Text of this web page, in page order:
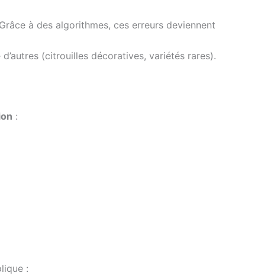
à des algorithmes, ces erreurs deviennent
d’autres (citrouilles décoratives, variétés rares).
:
: